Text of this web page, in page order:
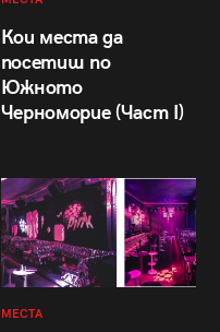
Кои места да
посетиш по
Южното
Черноморие (Част I)
МЕСТА